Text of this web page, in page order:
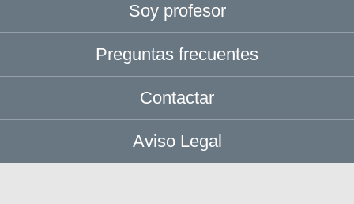
Soy profesor
Preguntas frecuentes
Contactar
Aviso Legal